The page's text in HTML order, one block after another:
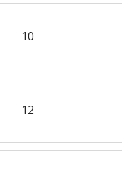
10
12